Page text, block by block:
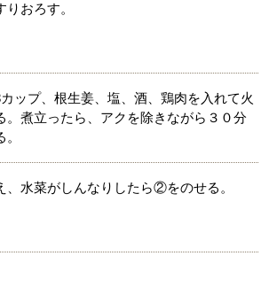
りおろす。
ップ、根生姜、塩、酒、鶏肉を入れて火
。煮立ったら、アクを除きながら３０分
水菜がしんなりしたら②をのせる。